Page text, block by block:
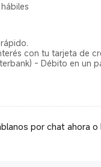
con tu tarjeta de
- Débito en un
por chat ahora o